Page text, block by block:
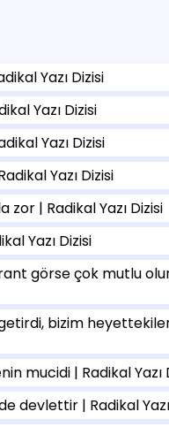
Yazı Dizisi
Yazı Dizisi
Yazı Dizisi
Yazı Dizisi
zor | Radikal Yazı Dizisi
Yazı Dizisi
görse çok mutlu
bizim
mucidi | Radikal Yazı
devlettir | Radikal